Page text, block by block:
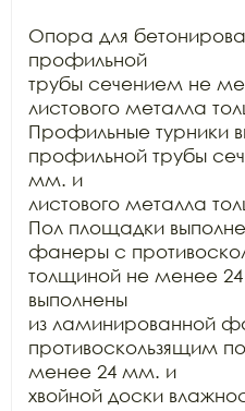
Опора для
профильной
трубы сечением не
листового металла
Профильные турники
профильной трубы
мм. и
листового металла
Пол площадки
фанеры с
толщиной не менее
выполнены
из ламинированной
противоскользящим
менее 24 мм. и
хвойной доски